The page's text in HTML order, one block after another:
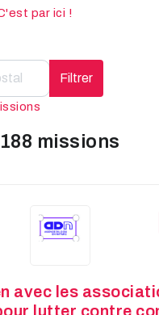
par ici !
Filtrer
188 missions
avec les
lutter contre